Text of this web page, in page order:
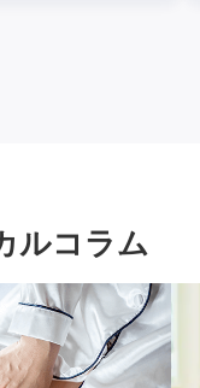
ルコラム